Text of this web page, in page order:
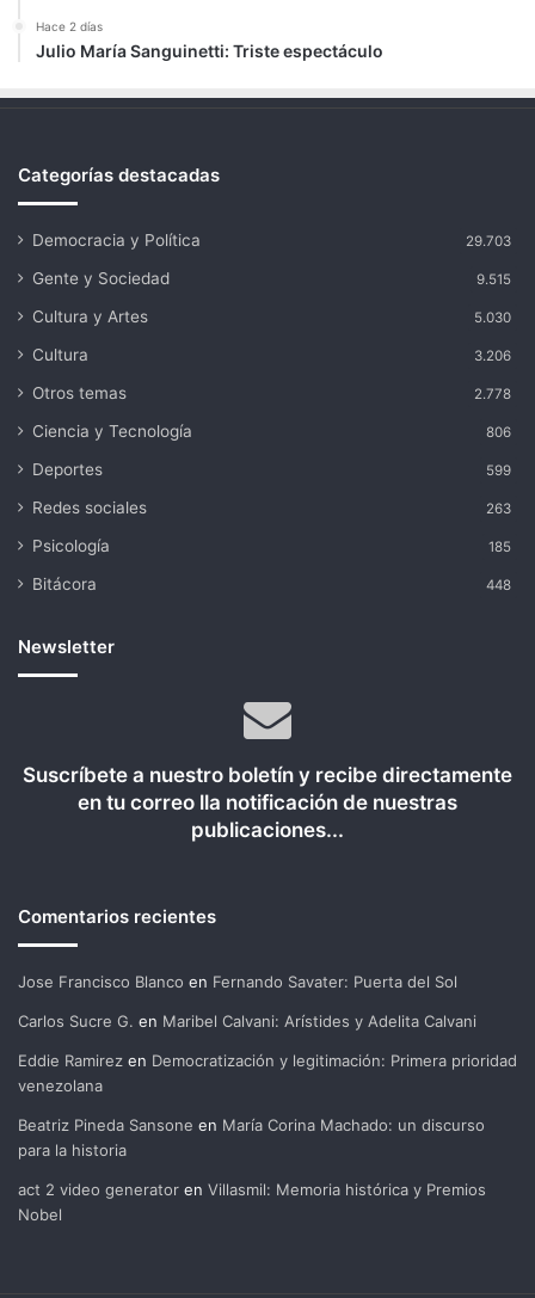
Hace 2 días
Julio María Sanguinetti: Triste espectáculo
Categorías destacadas
Democracia y Política 29.703
Gente y Sociedad 9.515
Cultura y Artes 5.030
Cultura 3.206
Otros temas 2.778
Ciencia y Tecnología 806
Deportes 599
Redes sociales 263
Psicología 185
Bitácora 448
Newsletter
Suscríbete a nuestro boletín y recibe directamente
en tu correo lla notificación de nuestras
publicaciones...
Comentarios recientes
Jose Francisco Blanco en Fernando Savater: Puerta del Sol
Carlos Sucre G. en Maribel Calvani: Arístides y Adelita Calvani
Eddie Ramirez en Democratización y legitimación: Primera prioridad
venezolana
Beatriz Pineda Sansone en María Corina Machado: un discurso
para la historia
act 2 video generator en Villasmil: Memoria histórica y Premios
Nobel